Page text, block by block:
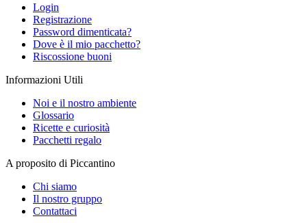
Login
Registrazione
Password dimenticata?
Dove è il mio pacchetto?
Riscossione buoni
Informazioni Utili
Noi e il nostro ambiente
Glossario
Ricette e curiosità
Pacchetti regalo
A proposito di Piccantino
Chi siamo
Il nostro gruppo
Contattaci